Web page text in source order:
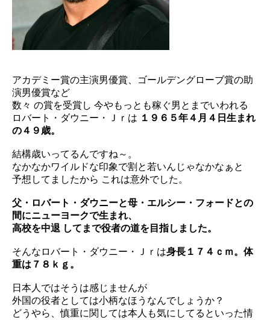
アカデミー賞の主演男優賞、
ゴールデングローブ賞の助
演男優賞など
数々 の賞を受賞し 今やもっとも稼ぐ男とまでいわれる
ロバート・ダウニー・Ｊｒは １９６５年４月４日生まれ
の４９歳。
結構歳いってるんですね～。
なかなかワイルドな印象で割と若いんじゃなかなぁと
予想してましたから これは意外でした。
父・ロバート・ダウニーと母・エルシー・ フォードとの
間にニューヨークで生まれ、
高校を中退 してまで役者の道を目指しました。
そんなロバート・ダウニー・Ｊｒは身長１７４ｃｍ。体
重は７８ｋｇ。
日本人ではそうは感じませんが
外国の役者としては小柄なほうなんでしょうか？
どうやら、慎重に関しては本人も気にしてるといった情